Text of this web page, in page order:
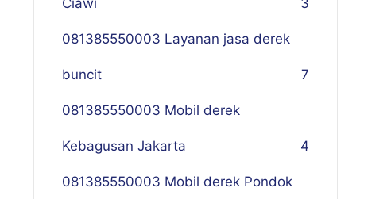
Ciawi 3
081385550003 Layanan jasa derek
buncit 7
081385550003 Mobil derek
Kebagusan Jakarta 4
081385550003 Mobil derek Pondok